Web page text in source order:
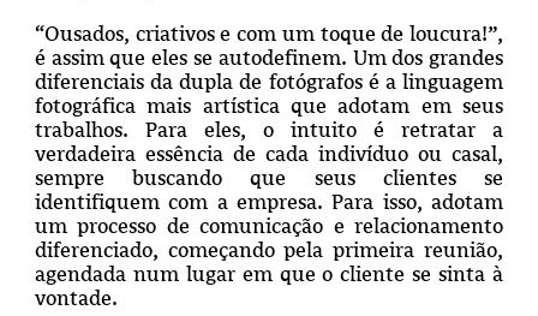
“Ousados, criativos e com um toque de loucura!”,
é assim que eles se autodefinem. Um dos grandes
diferenciais da dupla de fotógrafos é a linguagem
fotográfica mais artística que adotam em seus
trabalhos. Para eles, o intuito é retratar a
verdadeira essência de cada indivíduo ou casal,
sempre buscando que seus clientes se
identifiquem com a empresa. Para isso, adotam
um processo de comunicação e relacionamento
diferenciado, começando pela primeira reunião,
agendada num lugar em que o cliente se sinta à
vontade.